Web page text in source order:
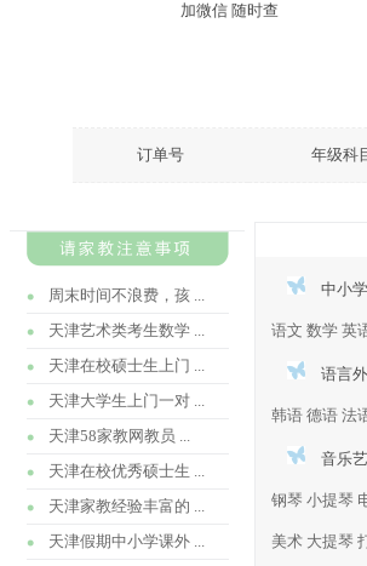
加微信 随时查
订单号 年级科
周末时间不浪费，孩 ...
天津艺术类考生数学 ...
天津在校硕士生上门 ...
天津大学生上门一对 ...
天津58家教网教员 ...
天津在校优秀硕士生 ...
天津家教经验丰富的 ...
天津假期中小学课外 ...
中小
语文 数学 英
语言
韩语 德语 法
音乐
钢琴 小提琴
美术 大提琴